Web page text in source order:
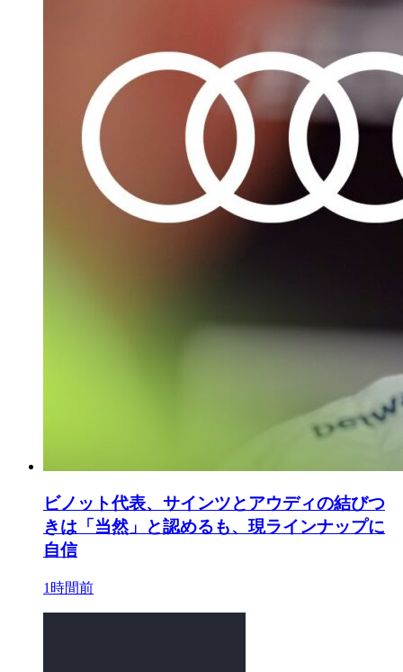
ビノット代表、サインツとアウディの結びつ
きは「当然」と認めるも、現ラインナップに
自信
1時間前